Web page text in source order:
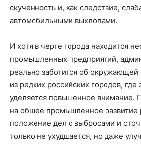
скученность и, как следствие,
автомобильными выхлопами.
И хотя в черте города находится
промышленных предприятий,
реально заботится об окружающей
из редких российских городов,
уделяется повышенное внимание.
на общее промышленное развитие
положение дел с выбросами и
только не ухудшается, но даже